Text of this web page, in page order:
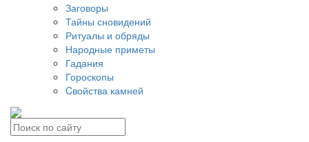
Заговоры
Тайны сновидений
Ритуалы и обряды
Народные приметы
Гадания
Гороскопы
Cвойства камней